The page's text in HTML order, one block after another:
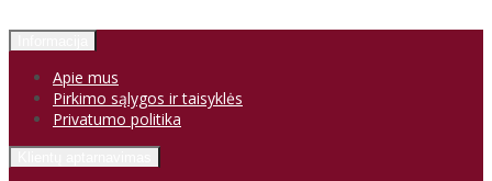
Apie mus
Pirkimo sąlygos ir taisyklės
Privatumo politika